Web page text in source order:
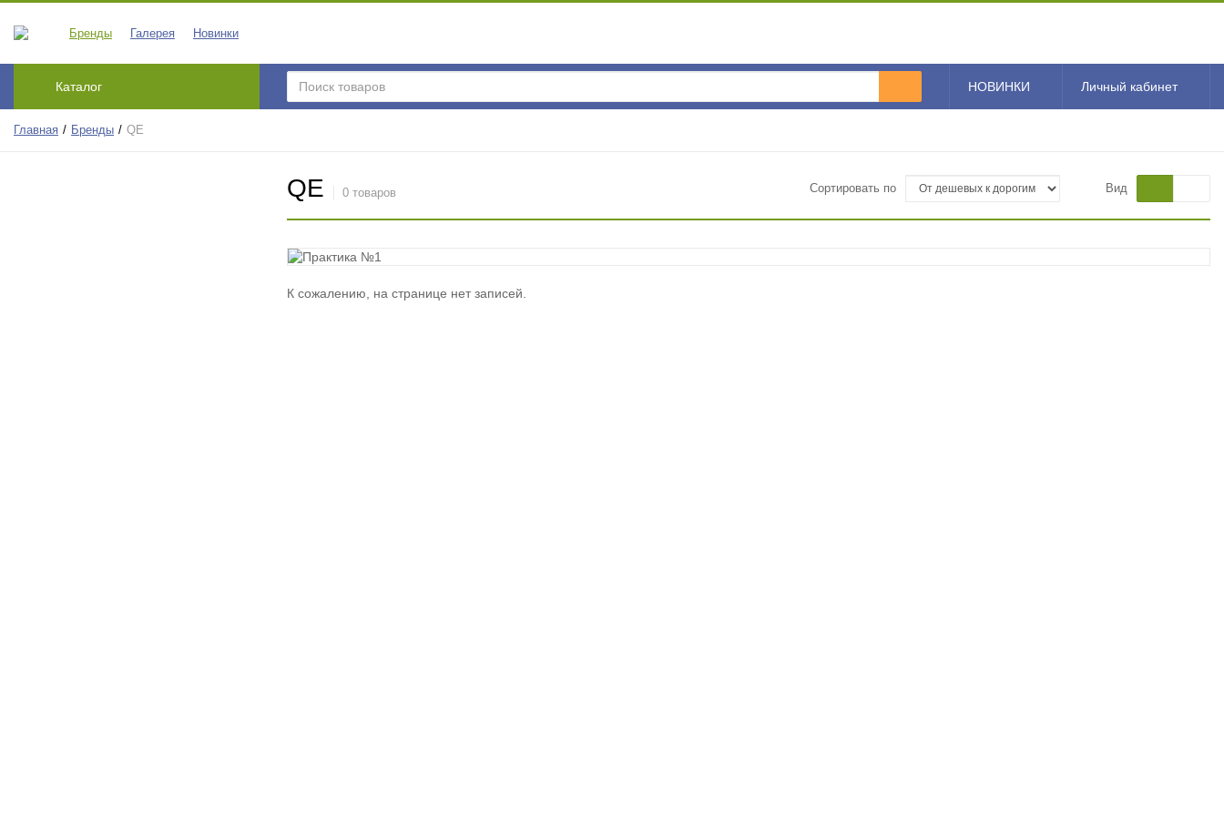
Бренды Галерея Новинки
Каталог НОВИНКИ Личный кабинет
Главная Бренды QE
QE 0 товаров Сортировать по Вид
К сожалению, на странице нет записей.